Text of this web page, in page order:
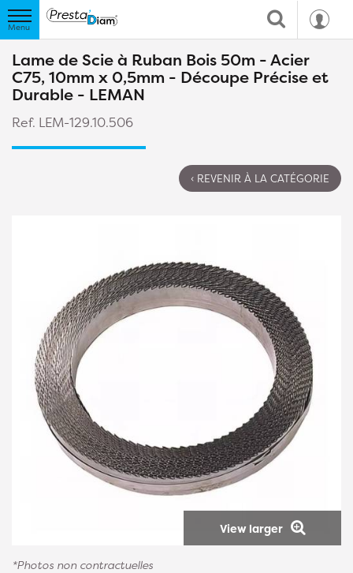
Lame de Scie à Ruban Bois 50m - Acier
C75, 10mm x 0,5mm - Découpe Précise et
Durable - LEMAN
Ref. LEM-129.10.506
‹ REVENIR À LA CATÉGORIE
View larger
*Photos non contractuelles